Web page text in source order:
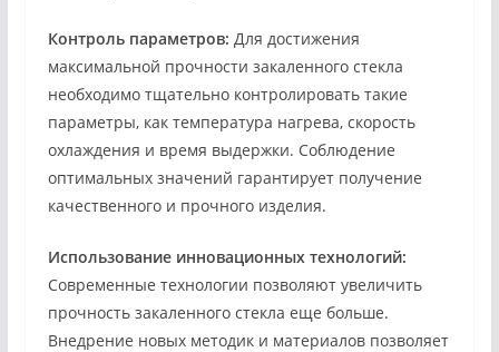
Контроль параметров: Для достижения
максимальной прочности закаленного стекла
необходимо тщательно контролировать такие
параметры, как температура нагрева, скорость
охлаждения и время выдержки. Соблюдение
оптимальных значений гарантирует получение
качественного и прочного изделия.
Использование инновационных технологий:
Современные технологии позволяют увеличить
прочность закаленного стекла еще больше.
Внедрение новых методик и материалов позволяет